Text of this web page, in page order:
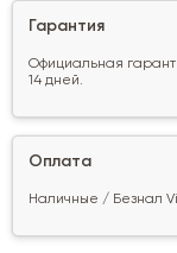
Гарантия
Официальная
14 дней.
Оплата
Наличные / Безнал